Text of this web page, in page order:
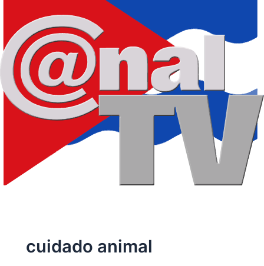
cuidado animal